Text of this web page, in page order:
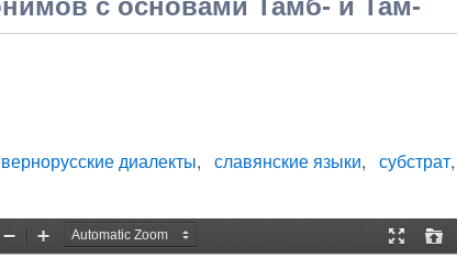
с основами Тамб- и Там-
диалекты славянские языки субстрат